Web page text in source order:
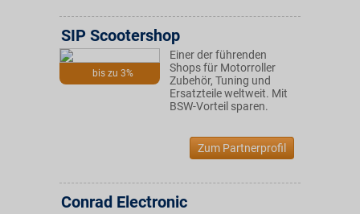
bis zu 3%
SIP Scootershop
Einer der führenden
Shops für Motorroller
Zubehör, Tuning und
Ersatzteile weltweit. Mit
BSW-Vorteil sparen.
Zum Partnerprofil
Conrad Electronic